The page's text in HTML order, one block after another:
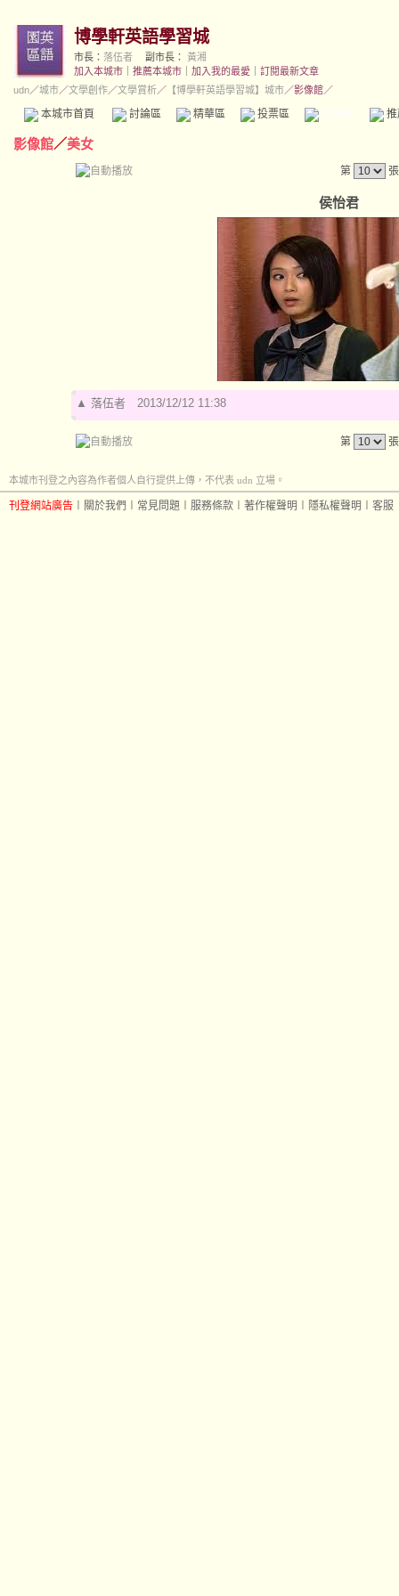
博學軒英語學習城
市長： 落伍者 副市長：
黃湘
加入本城市
推薦本城市 加入我的最愛
訂閱最新文章
udn／城市／文學創作／文學賞析／ 【博學軒英語學習城】城市／影像館／
本城市首頁 討論區 精華區 投票區 影像館
影像館／美女
第
侯怡君
▲ 落伍者 2013/12/12 11:38
第
本城市刊登之內容為作者個人自行提供上傳，不代表 udn 立場。
刊登網站廣告 關於我們 常見問題 服務條款 著作權聲明 隱私權聲明 客服